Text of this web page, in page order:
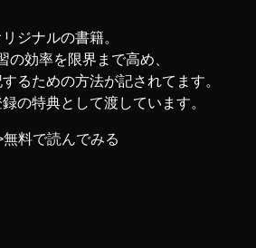
ジナルの書籍。
の効率を限界まで高め、
るための方法が記されてます。
の特典として渡しています。
無料で読んでみる